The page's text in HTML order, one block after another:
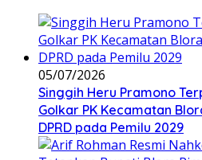
05/07/2026
Singgih Heru Pramono
Golkar PK Kecamatan
DPRD pada Pemilu 2029